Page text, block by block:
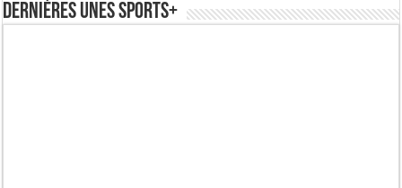
Dernières Unes Sports+